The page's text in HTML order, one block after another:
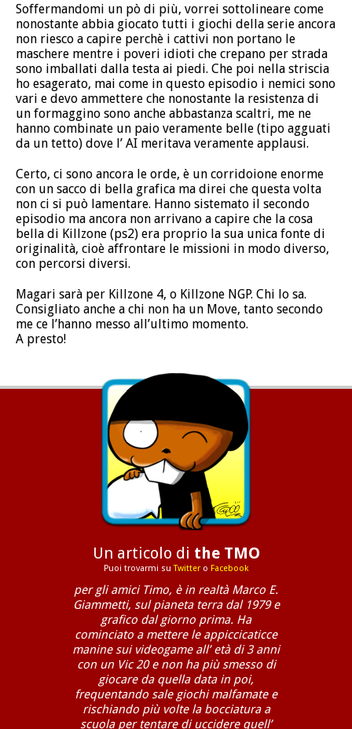
Soffermandomi un pò di più, vorrei sottolineare come
nonostante abbia giocato tutti i giochi della serie ancora
non riesco a capire perchè i cattivi non portano le
maschere mentre i poveri idioti che crepano per strada
sono imballati dalla testa ai piedi. Che poi nella striscia
ho esagerato, mai come in questo episodio i nemici sono
vari e devo ammettere che nonostante la resistenza di
un formaggino sono anche abbastanza scaltri, me ne
hanno combinate un paio veramente belle (tipo agguati
da un tetto) dove l’ AI meritava veramente applausi.
Certo, ci sono ancora le orde, è un corridoione enorme
con un sacco di bella grafica ma direi che questa volta
non ci si può lamentare. Hanno sistemato il secondo
episodio ma ancora non arrivano a capire che la cosa
bella di Killzone (ps2) era proprio la sua unica fonte di
originalità, cioè affrontare le missioni in modo diverso,
con percorsi diversi.
Magari sarà per Killzone 4, o Killzone NGP. Chi lo sa.
Consigliato anche a chi non ha un Move, tanto secondo
me ce l’hanno messo all’ultimo momento.
A presto!
Un articolo di the TMO
Puoi trovarmi suTwittero Facebook
per gli amici Timo, è in realtà Marco E.
Giammetti, sul pianeta terra dal 1979 e
grafico dal giorno prima. Ha
cominciato a mettere le appiccicaticce
manine sui videogame all’ età di 3 anni
con un Vic 20 e non ha più smesso di
giocare da quella data in poi,
frequentando sale giochi malfamate e
rischiando più volte la bocciatura a
scuola per tentare di uccidere quell’